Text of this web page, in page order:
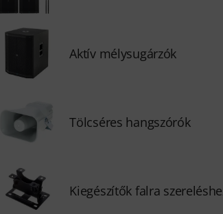
Aktív mélysugárzók
Tölcséres hangszórók
Kiegészítők falra